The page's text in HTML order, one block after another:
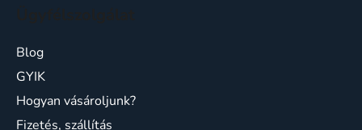
Blog
GYIK
Hogyan vásároljunk?
Fizetés, szállítás